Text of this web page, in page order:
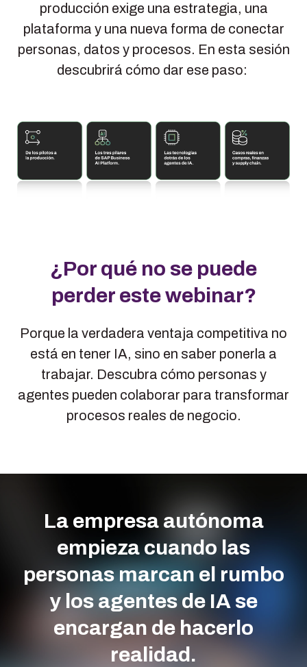
producción exige una estrategia, una
plataforma y una nueva forma de conectar
personas, datos y procesos. En esta sesión
descubrirá cómo dar ese paso:
¿Por qué no se puede
perder este webinar?
Porque la verdadera ventaja competitiva no
está en tener IA, sino en saber ponerla a
trabajar. Descubra cómo personas y
agentes pueden colaborar para transformar
procesos reales de negocio.
La empresa autónoma
empieza cuando las
personas marcan el rumbo
y los agentes de IA se
encargan de hacerlo
realidad.